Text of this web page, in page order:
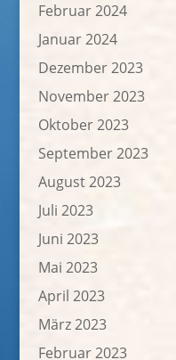
Februar 2024
Januar 2024
Dezember 2023
November 2023
Oktober 2023
September 2023
August 2023
Juli 2023
Juni 2023
Mai 2023
April 2023
März 2023
Februar 2023